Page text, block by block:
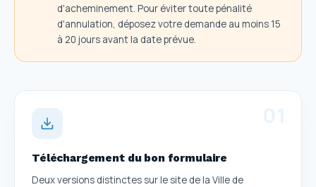
d'acheminement. Pour éviter toute pénalité
d'annulation, déposez votre demande au moins 15
à 20 jours avant la date prévue.
Téléchargement du bon formulaire
Deux versions distinctes sur le site de la Ville de